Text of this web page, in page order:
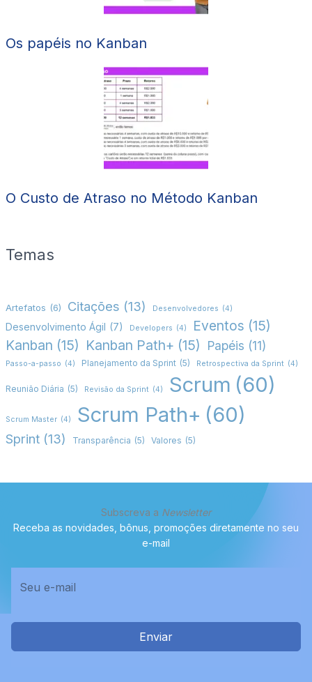
Os papéis no Kanban
O Custo de Atraso no Método Kanban
Temas
Artefatos (6) Citações (13) Desenvolvedores (4)
Desenvolvimento Ágil (7) Developers (4) Eventos (15)
Kanban (15) Kanban Path+ (15) Papéis (11)
Passo-a-passo (4) Planejamento da Sprint (5) Retrospectiva da Sprint (4)
Reunião Diária (5) Revisão da Sprint (4) Scrum (60)
Scrum Master (4) Scrum Path+ (60)
Sprint (13) Transparência (5) Valores (5)
Subscreva a Newsletter
Receba as novidades, bônus, promoções diretamente no seu
e-mail
Enviar